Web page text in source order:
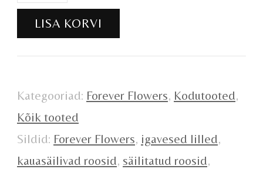
roosid
27tk
kogus
LISA KORVI
Kategooriad: Forever Flowers, Kodutooted,
Kõik tooted
Sildid: Forever Flowers, igavesed lilled,
kauasäilivad roosid, säilitatud roosid,